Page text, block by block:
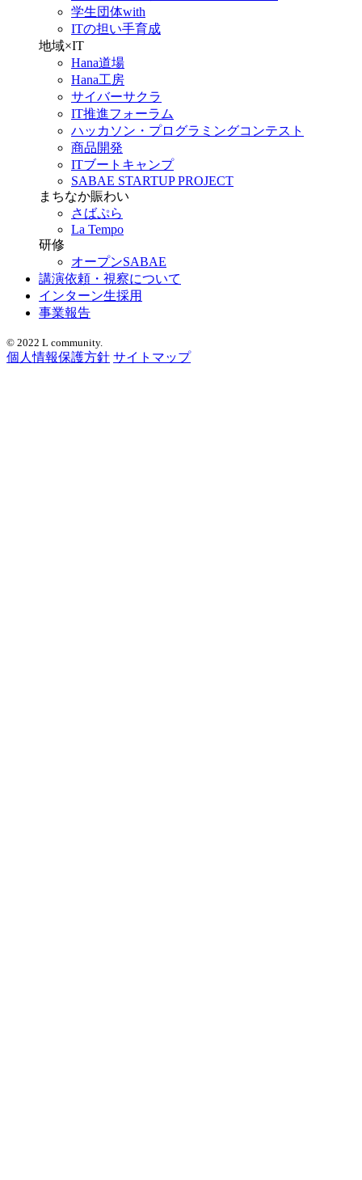
学生団体with
ITの担い手育成
地域×IT
Hana道場
Hana工房
サイバーサクラ
IT推進フォーラム
ハッカソン・プログラミングコンテスト
商品開発
ITブートキャンプ
SABAE STARTUP PROJECT
まちなか賑わい
さばぷら
La Tempo
研修
オープンSABAE
講演依頼・視察について
インターン生採用
事業報告
© 2022 L community.
個人情報保護方針 サイトマップ